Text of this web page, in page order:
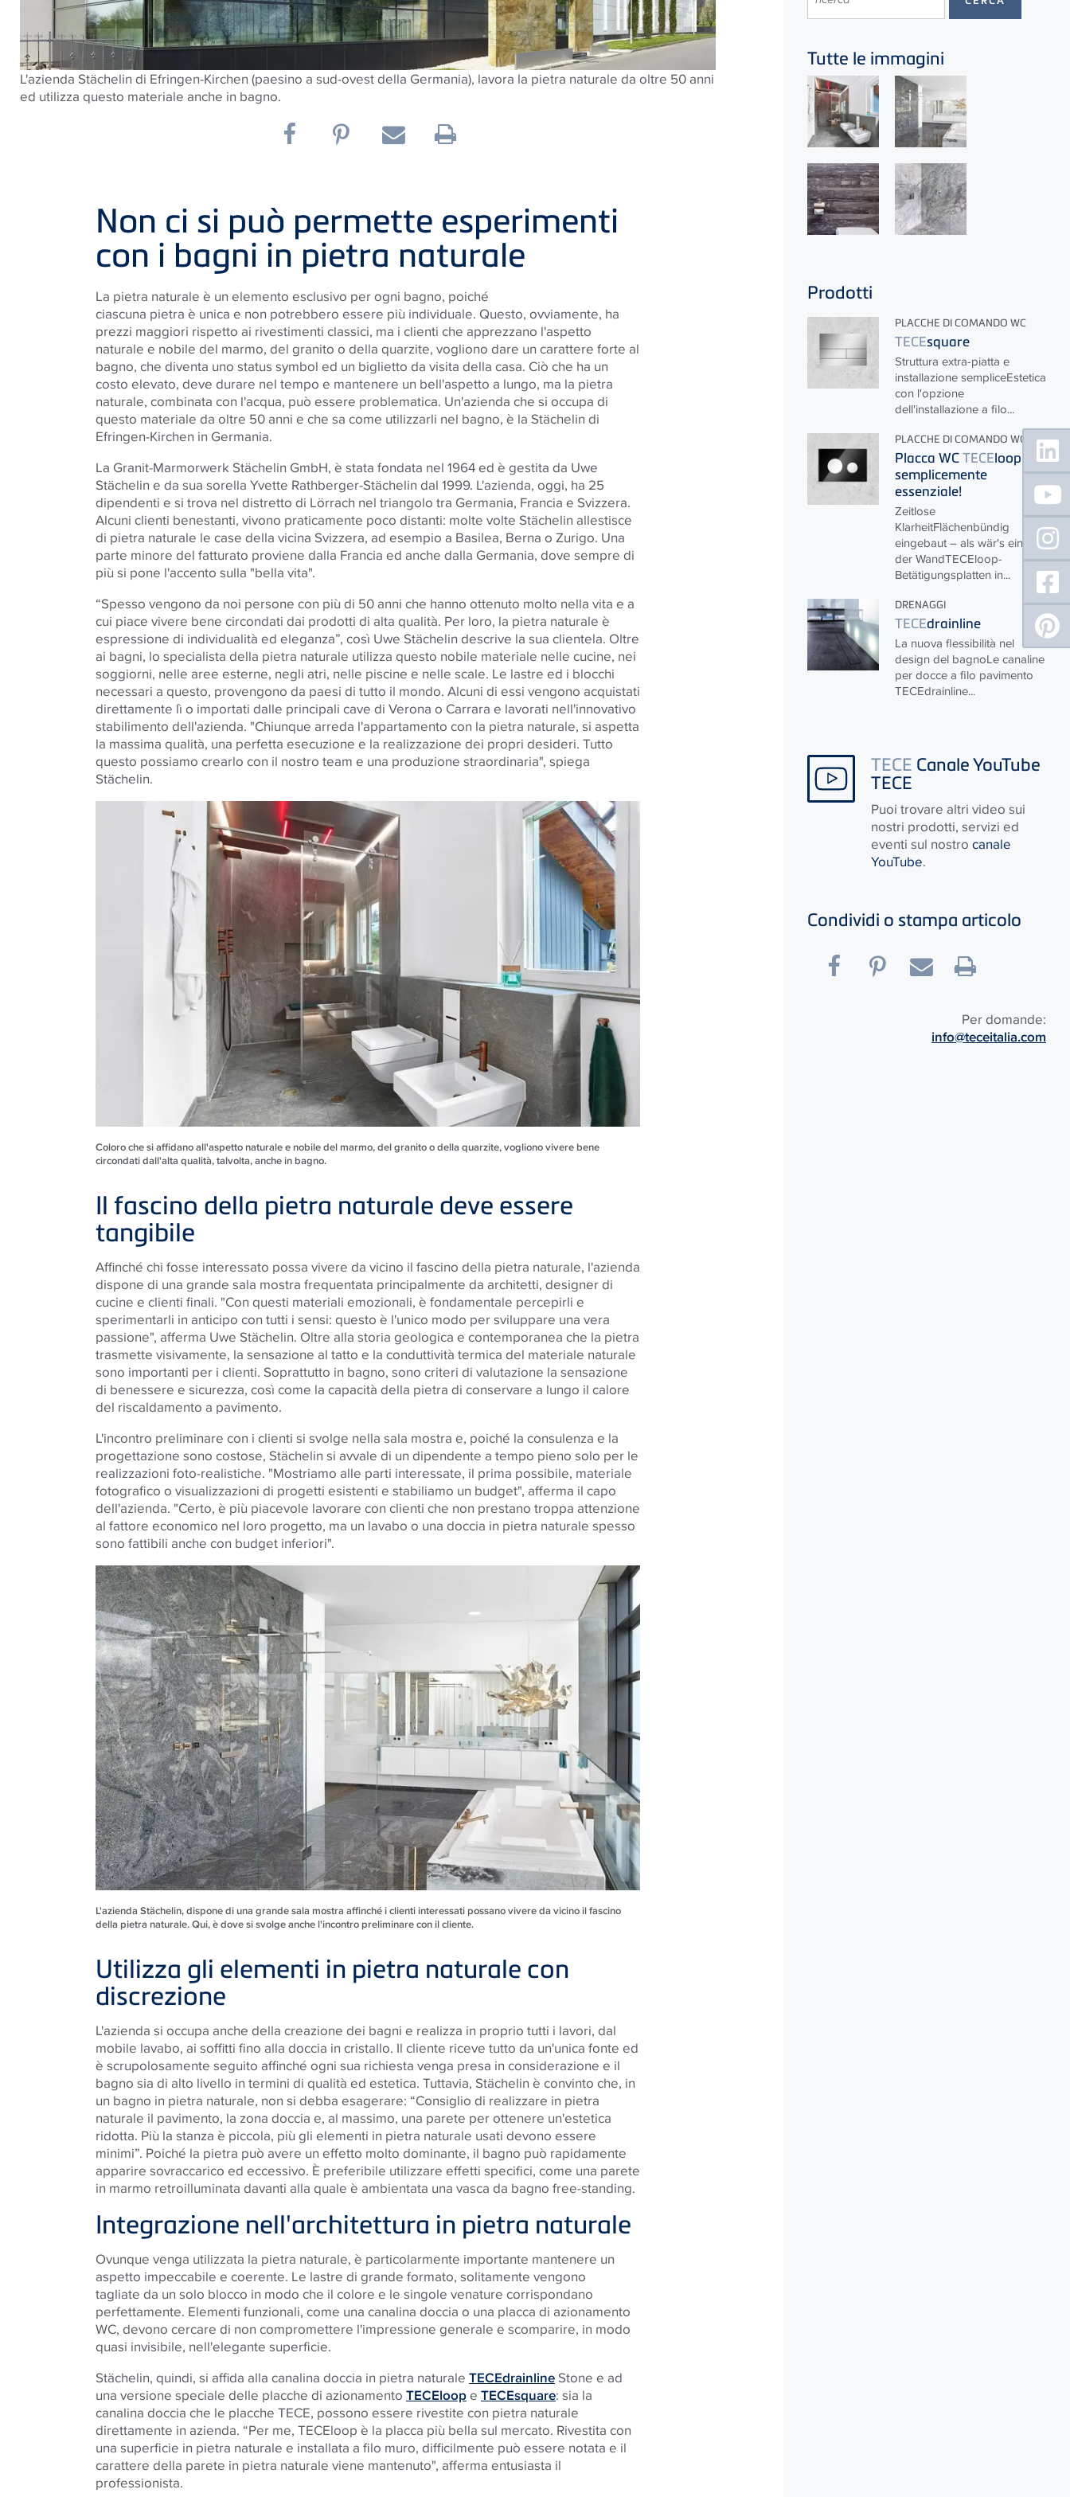
L'azienda Stächelin di Efringen-Kirchen (paesino a sud-ovest della Germania), lavora la pietra naturale da oltre 50 anni
ed utilizza questo materiale anche in bagno.
Non ci si può permette esperimenti
con i bagni in pietra naturale
La pietra naturale è un elemento esclusivo per ogni bagno, poiché
ciascuna pietra è unica e non potrebbero essere più individuale. Questo, ovviamente, ha
prezzi maggiori rispetto ai rivestimenti classici, ma i clienti che apprezzano l'aspetto
naturale e nobile del marmo, del granito o della quarzite, vogliono dare un carattere forte al
bagno, che diventa uno status symbol ed un biglietto da visita della casa. Ciò che ha un
costo elevato, deve durare nel tempo e mantenere un bell'aspetto a lungo, ma la pietra
naturale, combinata con l'acqua, può essere problematica. Un'azienda che si occupa di
questo materiale da oltre 50 anni e che sa come utilizzarli nel bagno, è la Stächelin di
Efringen-Kirchen in Germania.
La Granit-Marmorwerk Stächelin GmbH, è stata fondata nel 1964 ed è gestita da Uwe
Stächelin e da sua sorella Yvette Rathberger-Stächelin dal 1999. L'azienda, oggi, ha 25
dipendenti e si trova nel distretto di Lörrach nel triangolo tra Germania, Francia e Svizzera.
Alcuni clienti benestanti, vivono praticamente poco distanti: molte volte Stächelin allestisce
di pietra naturale le case della vicina Svizzera, ad esempio a Basilea, Berna o Zurigo. Una
parte minore del fatturato proviene dalla Francia ed anche dalla Germania, dove sempre di
più si pone l'accento sulla "bella vita".
“Spesso vengono da noi persone con più di 50 anni che hanno ottenuto molto nella vita e a
cui piace vivere bene circondati dai prodotti di alta qualità. Per loro, la pietra naturale è
espressione di individualità ed eleganza”, così Uwe Stächelin descrive la sua clientela. Oltre
ai bagni, lo specialista della pietra naturale utilizza questo nobile materiale nelle cucine, nei
soggiorni, nelle aree esterne, negli atri, nelle piscine e nelle scale. Le lastre ed i blocchi
necessari a questo, provengono da paesi di tutto il mondo. Alcuni di essi vengono acquistati
direttamente lì o importati dalle principali cave di Verona o Carrara e lavorati nell'innovativo
stabilimento dell'azienda. "Chiunque arreda l'appartamento con la pietra naturale, si aspetta
la massima qualità, una perfetta esecuzione e la realizzazione dei propri desideri. Tutto
questo possiamo crearlo con il nostro team e una produzione straordinaria", spiega
Stächelin.
Coloro che si affidano all'aspetto naturale e nobile del marmo, del granito o della quarzite, vogliono vivere bene
circondati dall'alta qualità, talvolta, anche in bagno.
Il fascino della pietra naturale deve essere
tangibile
Affinché chi fosse interessato possa vivere da vicino il fascino della pietra naturale, l'azienda
dispone di una grande sala mostra frequentata principalmente da architetti, designer di
cucine e clienti finali. "Con questi materiali emozionali, è fondamentale percepirli e
sperimentarli in anticipo con tutti i sensi: questo è l'unico modo per sviluppare una vera
passione", afferma Uwe Stächelin. Oltre alla storia geologica e contemporanea che la pietra
trasmette visivamente, la sensazione al tatto e la conduttività termica del materiale naturale
sono importanti per i clienti. Soprattutto in bagno, sono criteri di valutazione la sensazione
di benessere e sicurezza, così come la capacità della pietra di conservare a lungo il calore
del riscaldamento a pavimento.
L'incontro preliminare con i clienti si svolge nella sala mostra e, poiché la consulenza e la
progettazione sono costose, Stächelin si avvale di un dipendente a tempo pieno solo per le
realizzazioni foto-realistiche. "Mostriamo alle parti interessate, il prima possibile, materiale
fotografico o visualizzazioni di progetti esistenti e stabiliamo un budget", afferma il capo
dell'azienda. "Certo, è più piacevole lavorare con clienti che non prestano troppa attenzione
al fattore economico nel loro progetto, ma un lavabo o una doccia in pietra naturale spesso
sono fattibili anche con budget inferiori".
L'azienda Stächelin, dispone di una grande sala mostra affinché i clienti interessati possano vivere da vicino il fascino
della pietra naturale. Qui, è dove si svolge anche l'incontro preliminare con il cliente.
Utilizza gli elementi in pietra naturale con
discrezione
L'azienda si occupa anche della creazione dei bagni e realizza in proprio tutti i lavori, dal
mobile lavabo, ai soffitti fino alla doccia in cristallo. Il cliente riceve tutto da un'unica fonte ed
è scrupolosamente seguito affinché ogni sua richiesta venga presa in considerazione e il
bagno sia di alto livello in termini di qualità ed estetica. Tuttavia, Stächelin è convinto che, in
un bagno in pietra naturale, non si debba esagerare: “Consiglio di realizzare in pietra
naturale il pavimento, la zona doccia e, al massimo, una parete per ottenere un'estetica
ridotta. Più la stanza è piccola, più gli elementi in pietra naturale usati devono essere
minimi”. Poiché la pietra può avere un effetto molto dominante, il bagno può rapidamente
apparire sovraccarico ed eccessivo. È preferibile utilizzare effetti specifici, come una parete
in marmo retroilluminata davanti alla quale è ambientata una vasca da bagno free-standing.
Integrazione nell'architettura in pietra naturale
Ovunque venga utilizzata la pietra naturale, è particolarmente importante mantenere un
aspetto impeccabile e coerente. Le lastre di grande formato, solitamente vengono
tagliate da un solo blocco in modo che il colore e le singole venature corrispondano
perfettamente. Elementi funzionali, come una canalina doccia o una placca di azionamento
WC, devono cercare di non compromettere l'impressione generale e scomparire, in modo
quasi invisibile, nell'elegante superficie.
Stächelin, quindi, si affida alla canalina doccia in pietra naturale TECEdrainlineStone e ad
una versione speciale delle placche di azionamento TECEloope TECEsquare: sia la
canalina doccia che le placche TECE, possono essere rivestite con pietra naturale
direttamente in azienda. “Per me, TECEloop è la placca più bella sul mercato. Rivestita con
una superficie in pietra naturale e installata a filo muro, difficilmente può essere notata e il
carattere della parete in pietra naturale viene mantenuto", afferma entusiasta il
professionista.
Tutte le immagini
Prodotti
PLACCHE DI COMANDO WC
TECEsquare
Struttura extra-piatta e
installazione sempliceEstetica
con l'opzione
dell'installazione a filo...
PLACCHE DI COMANDO WC
Placca WCTECEloop:
semplicemente
essenziale!
Zeitlose
KlarheitFlächenbündig
eingebaut – als wär's ein Teil
der WandTECEloop-
Betätigungsplatten in...
DRENAGGI
TECEdrainline
La nuova flessibilità nel
design del bagnoLe canaline
per docce a filo pavimento
TECEdrainline...
TECE Canale YouTube
TECE
Puoi trovare altri video sui
nostri prodotti, servizi ed
eventi sul nostrocanale
YouTube.
Condividi o stampa articolo
Per domande:
info@teceitalia.com
Floating
Sidebar